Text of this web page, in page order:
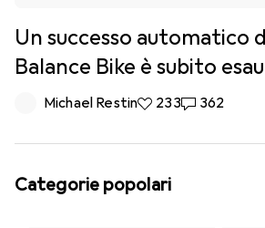
Un successo automatico
Balance Bike è subito
Michael Restin233 like
233362362
Categorie popolari